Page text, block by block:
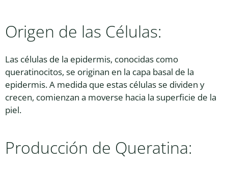
Origen de las Células:
Las células de la epidermis, conocidas como
queratinocitos, se originan en la capa basal de la
epidermis. A medida que estas células se dividen y
crecen, comienzan a moverse hacia la superficie de la
piel.
Producción de Queratina: